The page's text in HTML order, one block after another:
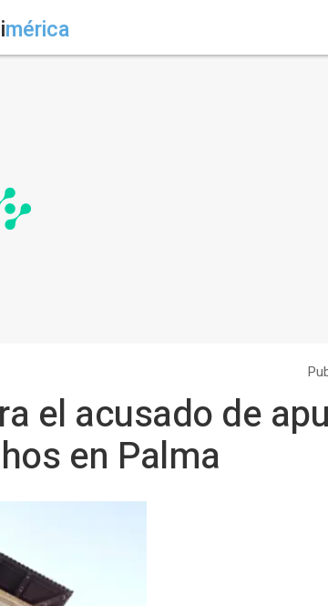
mérica
el acusado de
en Palma